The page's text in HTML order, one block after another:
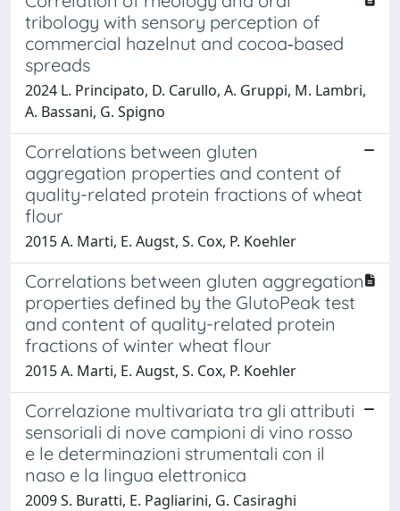
tribology with sensory perception of
commercial hazelnut and cocoa‐based
spreads
2024 L. Principato, D. Carullo, A. Gruppi, M. Lambri,
A. Bassani, G. Spigno
Correlations between gluten
aggregation properties and content of
quality-related protein fractions of wheat
flour
2015 A. Marti, E. Augst, S. Cox, P. Koehler
Correlations between gluten aggregation
properties defined by the GlutoPeak test
and content of quality-related protein
fractions of winter wheat flour
2015 A. Marti, E. Augst, S. Cox, P. Koehler
Correlazione multivariata tra gli attributi
sensoriali di nove campioni di vino rosso
e le determinazioni strumentali con il
naso e la lingua elettronica
2009 S. Buratti, E. Pagliarini, G. Casiraghi